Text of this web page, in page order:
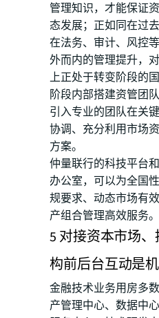
管理知识，才能保证
态发展；正如同在过
在法务、审计、风控
外而内的管理提升，
上正处于转变阶段的
阶段内部搭建资管团
引入专业的团队在关
协调、充分利用市场
方案。
仲量联行的科技平台
办公室，可以为全国
规要求、动态市场有
产组合管理高效服务。
5 对接资本市场
构前后台互动是
金融技术业务用房多
产管理中心、数据中